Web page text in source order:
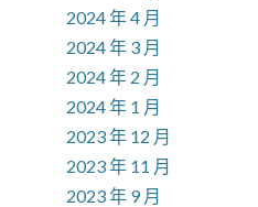
2024 年 4 月
2024 年 3 月
2024 年 2 月
2024 年 1 月
2023 年 12 月
2023 年 11 月
2023 年 9 月